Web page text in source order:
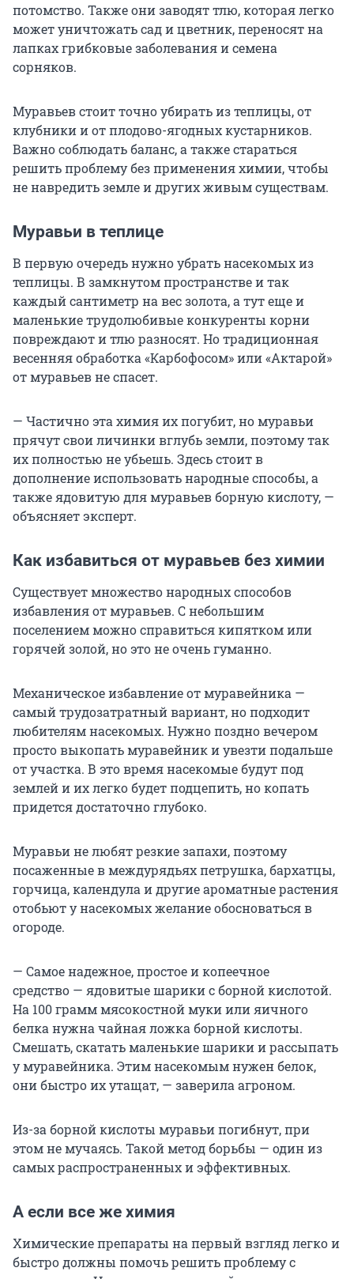
потомство. Также они заводят тлю, которая легко
может уничтожать сад и цветник, переносят на
лапках грибковые заболевания и семена
сорняков.
Муравьев стоит точно убирать из теплицы, от
клубники и от плодово-ягодных кустарников.
Важно соблюдать баланс, а также стараться
решить проблему без применения химии, чтобы
не навредить земле и других живым существам.
Муравьи в теплице
В первую очередь нужно убрать насекомых из
теплицы. В замкнутом пространстве и так
каждый сантиметр на вес золота, а тут еще и
маленькие трудолюбивые конкуренты корни
повреждают и тлю разносят. Но традиционная
весенняя обработка «Карбофосом» или «Актарой»
от муравьев не спасет.
— Частично эта химия их погубит, но муравьи
прячут свои личинки вглубь земли, поэтому так
их полностью не убьешь. Здесь стоит в
дополнение использовать народные способы, а
также ядовитую для муравьев борную кислоту, —
объясняет эксперт.
Как избавиться от муравьев без химии
Существует множество народных способов
избавления от муравьев. С небольшим
поселением можно справиться кипятком или
горячей золой, но это не очень гуманно.
Механическое избавление от муравейника —
самый трудозатратный вариант, но подходит
любителям насекомых. Нужно поздно вечером
просто выкопать муравейник и увезти подальше
от участка. В это время насекомые будут под
землей и их легко будет подцепить, но копать
придется достаточно глубоко.
Муравьи не любят резкие запахи, поэтому
посаженные в междурядьях петрушка, бархатцы,
горчица, календула и другие ароматные растения
отобьют у насекомых желание обосноваться в
огороде.
— Самое надежное, простое и копеечное
средство — ядовитые шарики с борной кислотой.
На 100 грамм мясокостной муки или яичного
белка нужна чайная ложка борной кислоты.
Смешать, скатать маленькие шарики и рассыпать
у муравейника. Этим насекомым нужен белок,
они быстро их утащат, — заверила агроном.
Из-за борной кислоты муравьи погибнут, при
этом не мучаясь. Такой метод борьбы — один из
самых распространенных и эффективных.
А если все же химия
Химические препараты на первый взгляд легко и
быстро должны помочь решить проблему с